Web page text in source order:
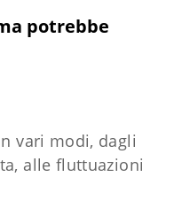
potrebbe
vari modi, dagli
alle fluttuazioni